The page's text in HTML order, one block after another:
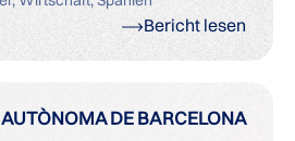
Bericht lesen
DE BARCELONA